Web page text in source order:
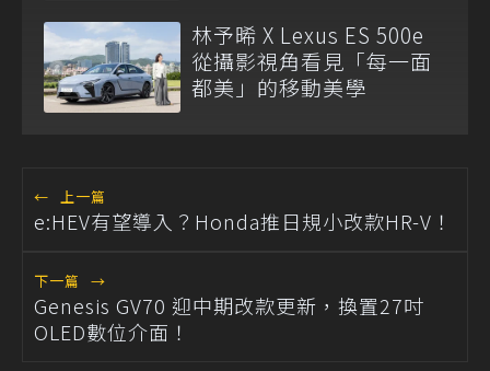
林予晞 X Lexus ES 500e
從攝影視角看見「每一面
都美」的移動美學
← 上一篇
e:HEV有望導入？Honda推日規小改款HR-V！
下一篇 →
Genesis GV70 迎中期改款更新，換置27吋
OLED數位介面！